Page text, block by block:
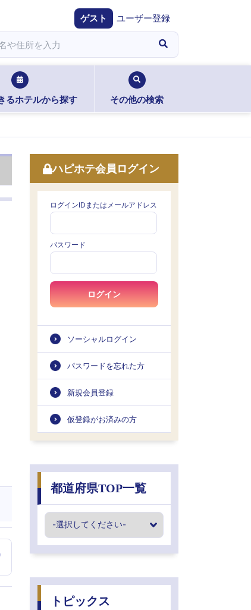
ゲスト ユーザー登録
るホテルから探す その他の検索
ハピホテ会員ログイン
ログインIDまたはメールアドレス
パスワード
ログイン
ソーシャルログイン
パスワードを忘れた方
新規会員登録
仮登録がお済みの方
都道府県TOP一覧
トピックス